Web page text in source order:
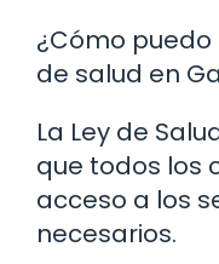
¿Cómo
de salud en
La Ley de
que todos los
acceso a los
necesarios.